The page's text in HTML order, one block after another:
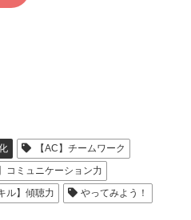
【AC】チームワーク
コミュニケーション力
ル】傾聴力 やってみよう！